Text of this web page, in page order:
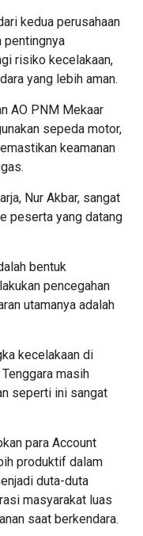
kedua perusahaan
pentingnya
risiko kecelakaan,
yang lebih aman.
AO PNM Mekaar
sepeda motor,
keamanan
Nur Akbar, sangat
peserta yang datang
bentuk
pencegahan
utamanya adalah
kecelakaan di
masih
seperti ini sangat
para Account
produktif dalam
duta-duta
masyarakat luas
saat berkendara.